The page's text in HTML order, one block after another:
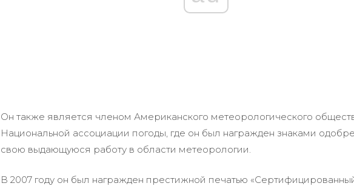
Он также является членом Американского метеорологического
Национальной ассоциации погоды, где он был награжден знаками
свою выдающуюся работу в области метеорологии.
В 2007 году он был награжден престижной печатью